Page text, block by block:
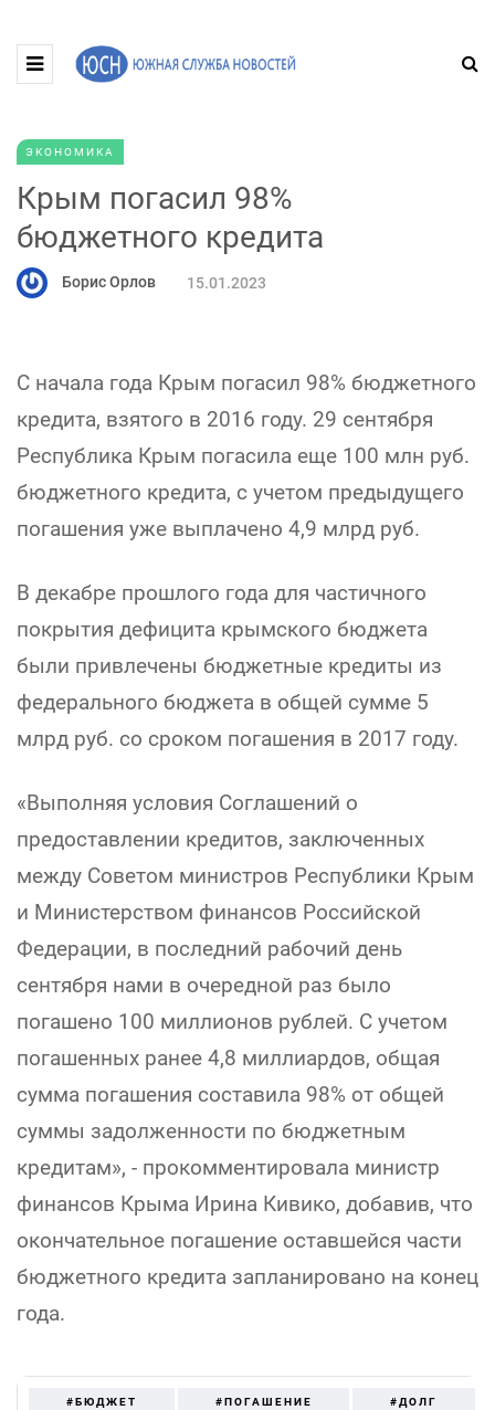
ЭКОНОМИКА
Крым погасил 98%
бюджетного кредита
Борис Орлов 15.01.2023
С начала года Крым погасил 98% бюджетного
кредита, взятого в 2016 году. 29 сентября
Республика Крым погасила еще 100 млн руб.
бюджетного кредита, с учетом предыдущего
погашения уже выплачено 4,9 млрд руб.
В декабре прошлого года для частичного
покрытия дефицита крымского бюджета
были привлечены бюджетные кредиты из
федерального бюджета в общей сумме 5
млрд руб. со сроком погашения в 2017 году.
«Выполняя условия Соглашений о
предоставлении кредитов, заключенных
между Советом министров Республики Крым
и Министерством финансов Российской
Федерации, в последний рабочий день
сентября нами в очередной раз было
погашено 100 миллионов рублей. С учетом
погашенных ранее 4,8 миллиардов, общая
сумма погашения составила 98% от общей
суммы задолженности по бюджетным
кредитам», - прокомментировала министр
финансов Крыма Ирина Кивико, добавив, что
окончательное погашение оставшейся части
бюджетного кредита запланировано на конец
года.
#БЮДЖЕТ #ПОГАШЕНИЕ #ДОЛГ